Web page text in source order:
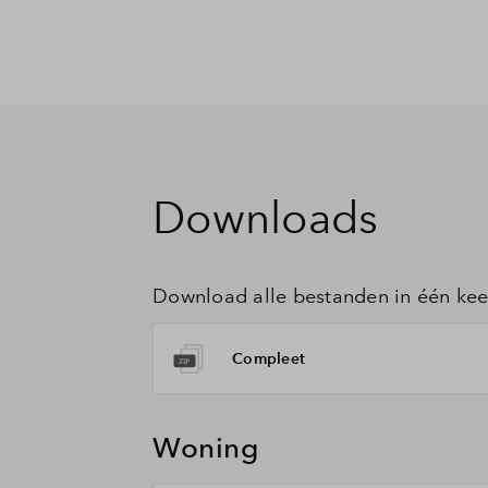
Downloads
Download alle bestanden in één
Compleet
Woning